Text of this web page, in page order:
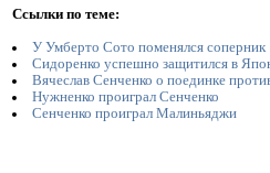
Ссылки по теме:
У Умберто Сото поменялся соперник
Сидоренко успешно защитился в
Вячеслав Сенченко о поединке
Нужненко проиграл Сенченко
Сенченко проиграл Малиньяджи